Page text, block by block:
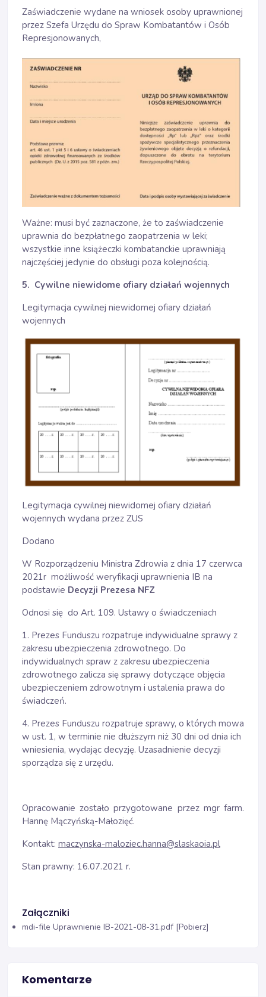
Zaświadczenie wydane na wniosek osoby uprawnionej
przez Szefa Urzędu do Spraw Kombatantów i Osób
Represjonowanych,
Ważne: musi być zaznaczone, że to zaświadczenie
uprawnia do bezpłatnego zaopatrzenia w leki;
wszystkie inne książeczki kombatanckie uprawniają
najczęściej jedynie do obsługi poza kolejnością.
5. Cywilne niewidome ofiary działań wojennych
Legitymacja cywilnej niewidomej ofiary działań
wojennych
Legitymacja cywilnej niewidomej ofiary działań
wojennych wydana przez ZUS
Dodano
W Rozporządzeniu Ministra Zdrowia z dnia 17 czerwca
2021r możliwość weryfikacji uprawnienia IB na
podstawie Decyzji Prezesa NFZ
Odnosi się do Art. 109. Ustawy o świadczeniach
1. Prezes Funduszu rozpatruje indywidualne sprawy z
zakresu ubezpieczenia zdrowotnego. Do
indywidualnych spraw z zakresu ubezpieczenia
zdrowotnego zalicza się sprawy dotyczące objęcia
ubezpieczeniem zdrowotnym i ustalenia prawa do
świadczeń.
4. Prezes Funduszu rozpatruje sprawy, o których mowa
w ust. 1, w terminie nie dłuższym niż 30 dni od dnia ich
wniesienia, wydając decyzję. Uzasadnienie decyzji
sporządza się z urzędu.
Opracowanie zostało przygotowane przez mgr farm.
Hannę Mączyńską-Małozięć.
Kontakt: maczynska-maloziec.hanna@slaskaoia.pl
Stan prawny: 16.07.2021 r.
Załączniki
mdi-file Uprawnienie IB-2021-08-31.pdf [Pobierz]
Komentarze